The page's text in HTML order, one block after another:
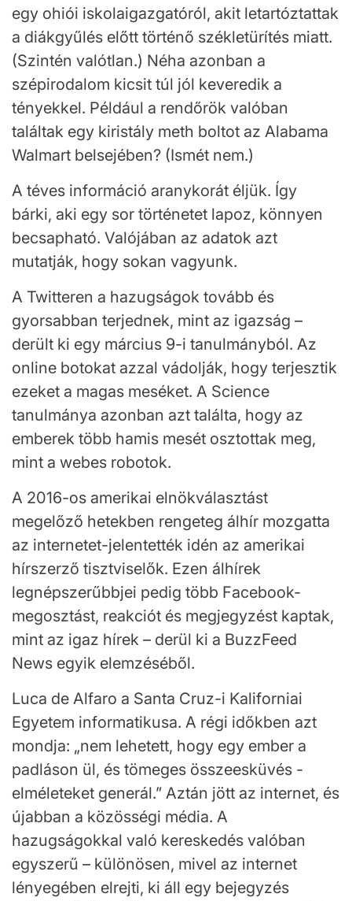
egy ohiói iskolaigazgatóról, akit letartóztattak
a diákgyűlés előtt történő székletürítés miatt.
(Szintén valótlan.) Néha azonban a
szépirodalom kicsit túl jól keveredik a
tényekkel. Például a rendőrök valóban
találtak egy kiristály meth boltot az Alabama
Walmart belsejében? (Ismét nem.)
A téves információ aranykorát éljük. Így
bárki, aki egy sor történetet lapoz, könnyen
becsapható. Valójában az adatok azt
mutatják, hogy sokan vagyunk.
A Twitteren a hazugságok tovább és
gyorsabban terjednek, mint az igazság –
derült ki egy március 9-i tanulmányból. Az
online botokat azzal vádolják, hogy terjesztik
ezeket a magas meséket. A Science
tanulmánya azonban azt találta, hogy az
emberek több hamis mesét osztottak meg,
mint a webes robotok.
A 2016-os amerikai elnökválasztást
megelőző hetekben rengeteg álhír mozgatta
az internetet-jelentették idén az amerikai
hírszerző tisztviselők. Ezen álhírek
legnépszerűbbjei pedig több Facebook-
megosztást, reakciót és megjegyzést kaptak,
mint az igaz hírek – derül ki a BuzzFeed
News egyik elemzéséből.
Luca de Alfaro a Santa Cruz-i Kaliforniai
Egyetem informatikusa. A régi időkben azt
mondja: „nem lehetett, hogy egy ember a
padláson ül, és tömeges összeesküvés -
elméleteket generál.” Aztán jött az internet, és
újabban a közösségi média. A
hazugságokkal való kereskedés valóban
egyszerű – különösen, mivel az internet
lényegében elrejti, ki áll egy bejegyzés